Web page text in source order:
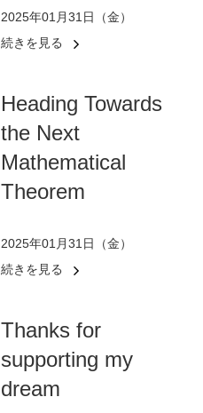
2025年01月31日（金）
続きを見る
Heading Towards
the Next
Mathematical
Theorem
2025年01月31日（金）
続きを見る
Thanks for
supporting my
dream